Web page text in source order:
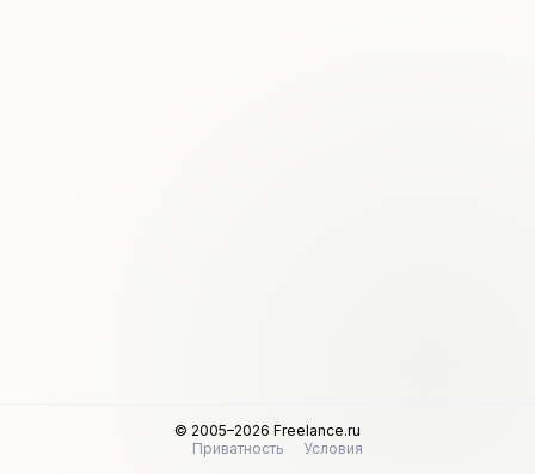
© 2005–2026 Freelance.ru
Приватность
Условия